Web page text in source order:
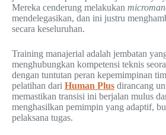
Mereka cenderung melakukan
mendelegasikan, dan ini justru
secara keseluruhan.
Training manajerial adalah jembatan
menghubungkan kompetensi teknis
dengan tuntutan peran kepemimpinan
pelatihan dari Human Plus dirancang
memastikan transisi ini berjalan mulus
menghasilkan pemimpin yang adaptif,
pelaksana tugas.